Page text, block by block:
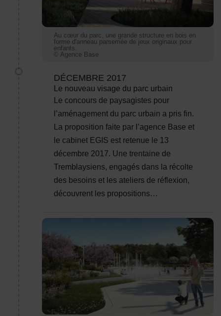
Au cœur du parc, une grande structure en bois en
forme d'anneau parsemée de jeux originaux pour
enfants.
© Agence Base
DÉCEMBRE 2017
Le nouveau visage du parc urbain
Le concours de paysagistes pour
l’aménagement du parc urbain a pris fin.
La proposition faite par l’agence Base et
le cabinet EGIS est retenue le 13
décembre 2017. Une trentaine de
Tremblaysiens, engagés dans la récolte
des besoins et les ateliers de réflexion,
découvrent les propositions…
La place Marsciano sera requalifiée pour